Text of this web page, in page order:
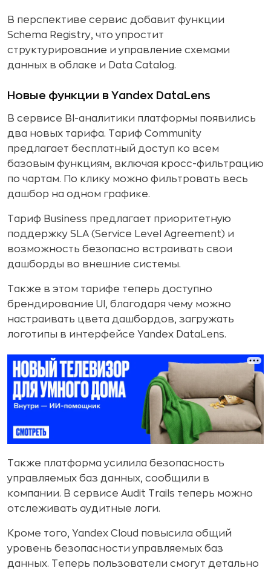
В перспективе сервис добавит функции
Schema Registry, что упростит
структурирование и управление схемами
данных в облаке и Data Catalog.
Новые функции в Yandex DataLens
В сервисе BI-аналитики платформы появились
два новых тарифа. Тариф Community
предлагает бесплатный доступ ко всем
базовым функциям, включая кросс-фильтрацию
по чартам. По клику можно фильтровать весь
дашбор на одном графике.
Тариф Business предлагает приоритетную
поддержку SLA (Service Level Agreement) и
возможность безопасно встраивать свои
дашборды во внешние системы.
Также в этом тарифе теперь доступно
брендирование UI, благодаря чему можно
настраивать цвета дашбордов, загружать
логотипы в интерфейсе Yandex DataLens.
Также платформа усилила безопасность
управляемых баз данных, сообщили в
компании. В сервисе Audit Trails теперь можно
отслеживать аудитные логи.
Кроме того, Yandex Cloud повысила общий
уровень безопасности управляемых баз
данных. Теперь пользователи смогут детально